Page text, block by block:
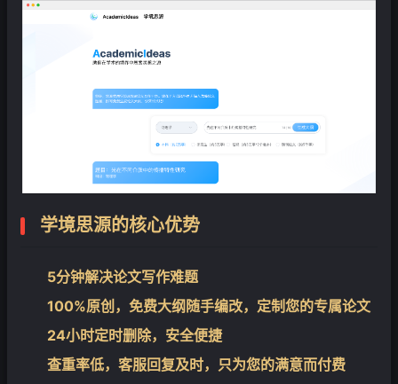
学境思源的核心优势
5分钟解决论文写作难题
100%原创，免费大纲随手编改，定制您的专属论文
24小时定时删除，安全便捷
查重率低，客服回复及时，只为您的满意而付费